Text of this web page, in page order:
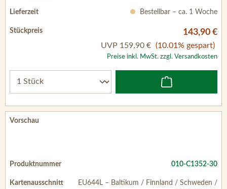
Bestellbar – ca. 1 Woche
143,90 €
UVP 159,90 € (10.01% gespart)
Preise inkl. MwSt. zzgl. Versandkosten
010-C1352-30
EU644L – Baltikum / Finnland / Schweden /